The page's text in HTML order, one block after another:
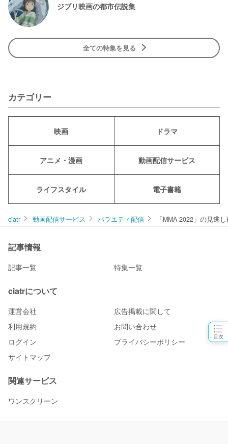
目次
ジブリ映画の都市伝説集
全ての特集を見る
カテゴリー
映画 ドラマ
アニメ・漫画 動画配信サービス
ライフスタイル 電子書籍
ciatr 動画配信サービス バラエティ配信 「MMA 2022」の見逃
記事情報
記事一覧 特集一覧
ciatrについて
運営会社
広告掲載に関して
利用規約
お問い合わせ
ログイン
プライバシーポリシー
サイトマップ
関連サービス
ワンスクリーン